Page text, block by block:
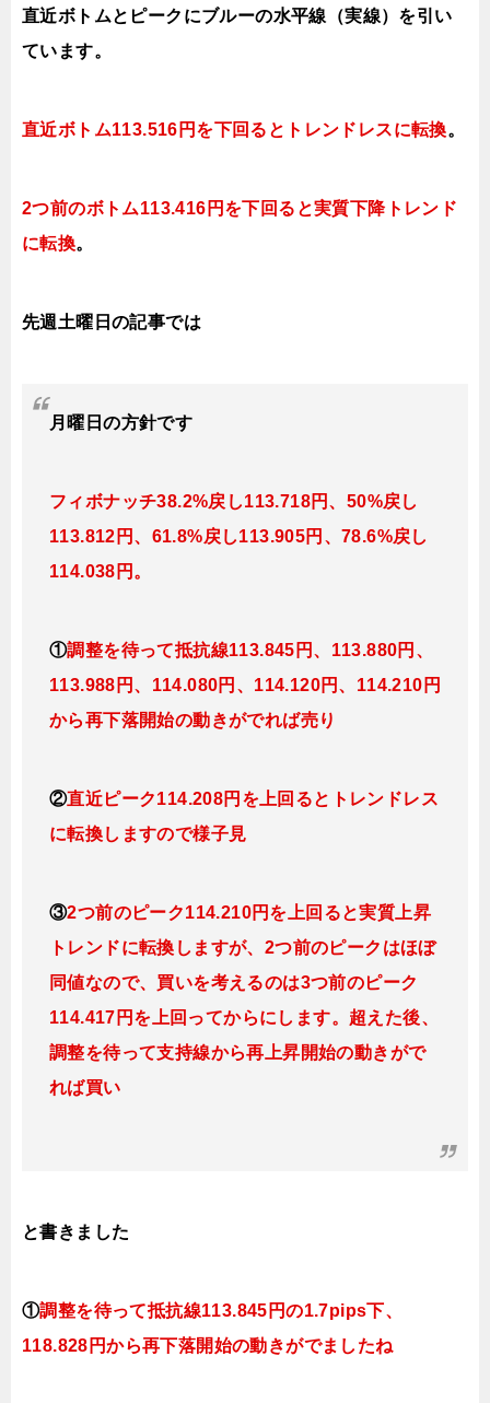
直近ボトムとピークにブルーの水平線（実線）を引い
ています。
直近ボトム113.516円を下回るとトレンドレスに転換。
2つ前のボトム113.416円を下回ると実質下降トレンド
に転換。
先週土曜日の記事では
月曜日の方針です
フィボナッチ38.2%戻し113.718円、50%戻し
113.812円、61.8%戻し113.905円、78.6%戻し
114.038円。
①調整を待って抵抗線113.845円、113.880円、
113.988円、114.080円、114.120円、114.210円
から再下落開始の動きがでれば売り
②直近ピーク114.208円を上回るとトレンドレス
に転換しますので様子見
③2つ前のピーク114.210円を上回ると実質上昇
トレンドに転換しますが、2つ前のピークはほぼ
同値なので、買いを考えるのは3つ前のピーク
114.417円を上 回ってからにします。超えた後、
調整を待って支持線から再上昇開始の動きがで
れば買い
と書きました
①調整を待って抵抗線113.845円の1.7pips下、
118.828円から再下落開始の動きがでましたね